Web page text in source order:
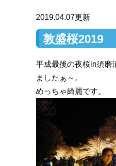
2019.04.07更新
敦盛桜2019
平成最後の夜桜in須磨
ましたぁ～。
めっちゃ綺麗です。